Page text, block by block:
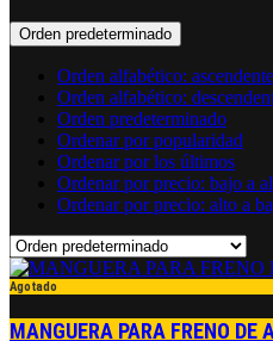
Orden predeterminado
Orden alfabético: ascendente
Orden alfabético:
Orden predeterminado
Ordenar por popularidad
Ordenar por los últimos
Ordenar por precio: bajo a
Ordenar por precio: alto a
Agotado
MANGUERA PARA FRENO DE